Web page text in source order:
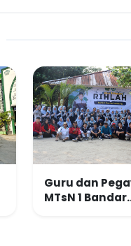
Guru dan
MTsN 1 Bandar